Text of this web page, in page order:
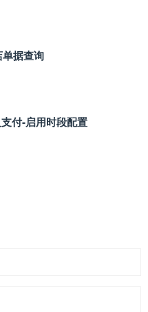
据查询
付‑启用时段配置